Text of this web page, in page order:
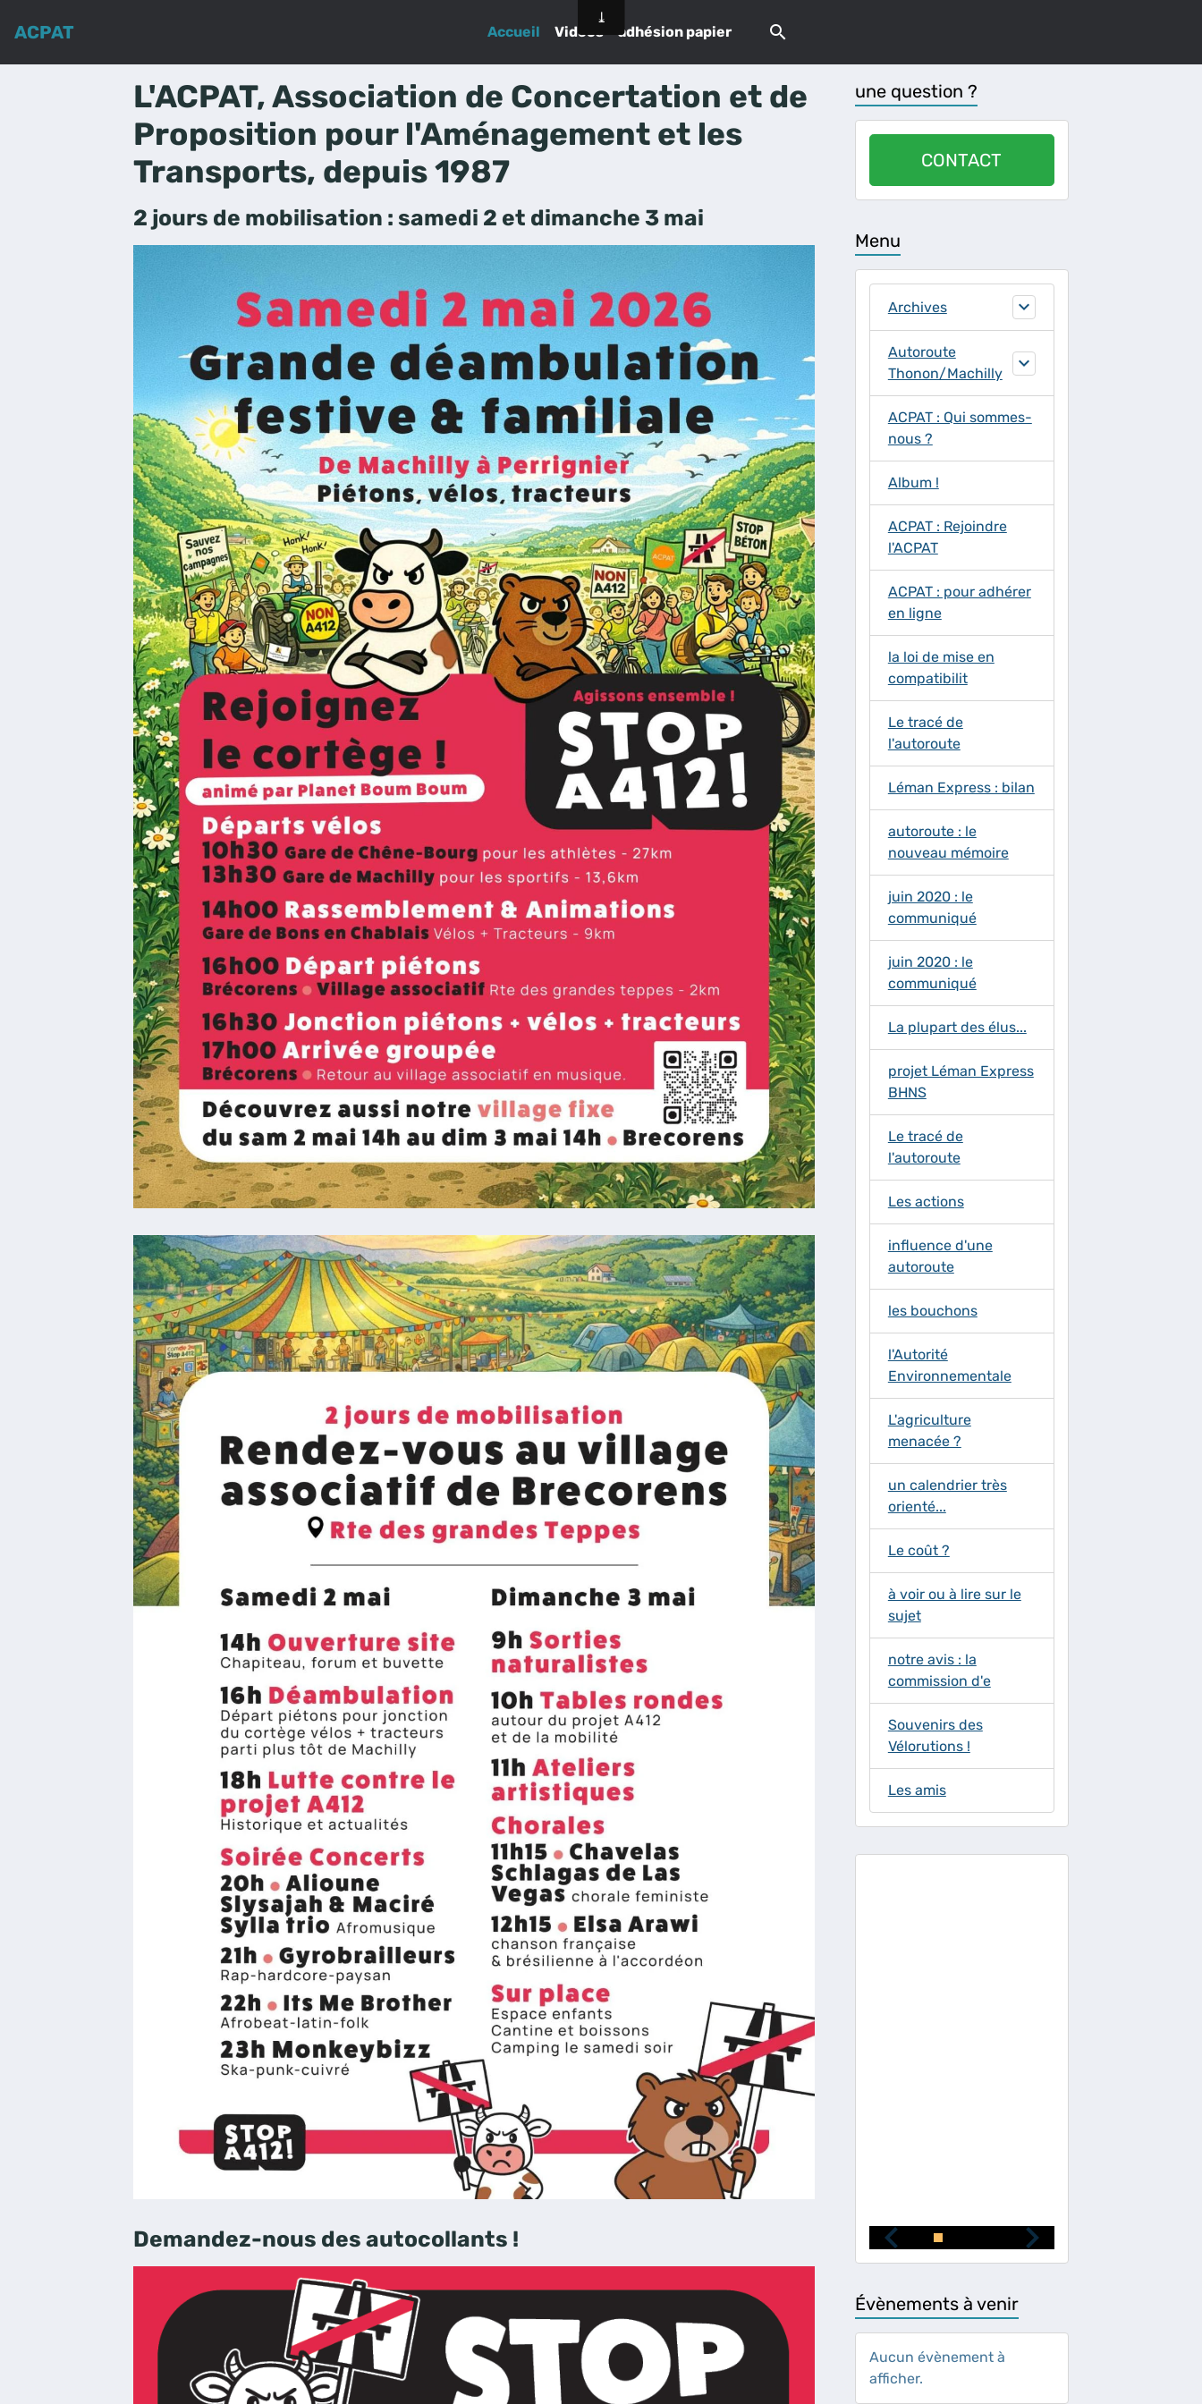
ACPAT Accueil Vidéos adhésion papier
L'ACPAT, Association de Concertation et de
Proposition pour l'Aménagement et les
Transports, depuis 1987
2 jours de mobilisation : samedi 2 et dimanche 3 mai
Demandez-nous des autocollants !
une question ?
CONTACT
Menu
Archives
Autoroute
Thonon/Machilly
ACPAT : Qui sommes-
nous ?
Album !
ACPAT : Rejoindre
l'ACPAT
ACPAT : pour adhérer
en ligne
la loi de mise en
compatibilit
Le tracé de
l'autoroute
Léman Express : bilan
autoroute : le
nouveau mémoire
juin 2020 : le
communiqué
juin 2020 : le
communiqué
La plupart des élus...
projet Léman Express
BHNS
Le tracé de
l'autoroute
Les actions
influence d'une
autoroute
les bouchons
l'Autorité
Environnementale
L'agriculture
menacée ?
un calendrier très
orienté...
Le coût ?
à voir ou à lire sur le
sujet
notre avis : la
commission d'e
Souvenirs des
Vélorutions !
Les amis
Évènements à venir
Aucun évènement à
afficher.